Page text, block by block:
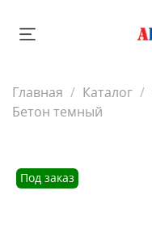
Главная Каталог
Бетон темный
Под заказ